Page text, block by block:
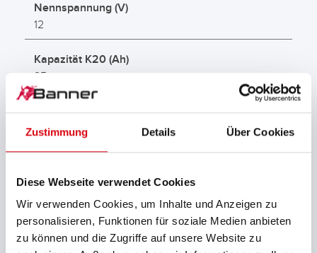
Zustimmung Details Über Cookies
Diese Webseite verwendet Cookies
Wir verwenden Cookies, um Inhalte und Anzeigen zu
personalisieren, Funktionen für soziale Medien anbieten
zu können und die Zugriffe auf unsere Website zu
Nennspannung (V)
12
Kapazität K20 (Ah)
95
Kälteprüfstrom EN (A)
850
0
Anschlusspol